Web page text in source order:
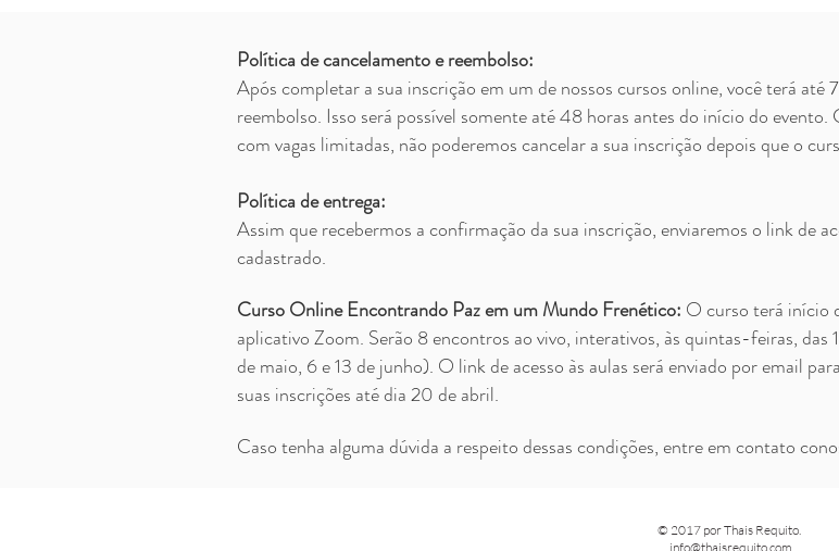
Política de cancelamento e reembolso:
Após completar a sua inscrição em um de nossos cursos online, você terá até
reembolso. Isso será possível somente até 48 horas antes do início do
com vagas limitadas, não poderemos cancelar a sua inscrição depois que o
Política de entrega:
Assim que recebermos a confirmação da sua inscrição, enviaremos o link de
cadastrado.
Curso Online Encontrando Paz em um Mundo Frenético: O curso terá início
aplicativo Zoom. Serão 8 encontros ao vivo, interativos, às quintas-feiras,
de maio, 6 e 13 de junho). O link de acesso às aulas será enviado por email
suas inscrições até dia 20 de abril.
Caso tenha alguma dúvida a respeito dessas condições, entre em contato
© 2017 por Thais Requito.
info@thaisrequito.com